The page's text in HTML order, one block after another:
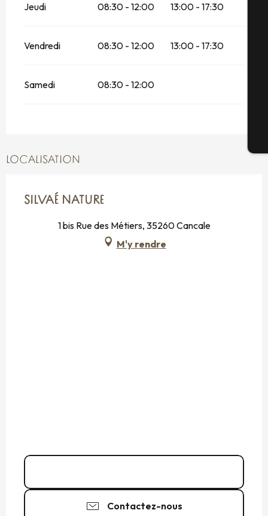
Jeudi 08:30 - 12:00 13:00 - 17:30
Vendredi 08:30 - 12:00 13:00 - 17:30
Samedi 08:30 - 12:00
LOCALISATION
SILVAÉ NATURE
1 bis Rue des Métiers, 35260 Cancale
M'y rendre
Contactez-nous